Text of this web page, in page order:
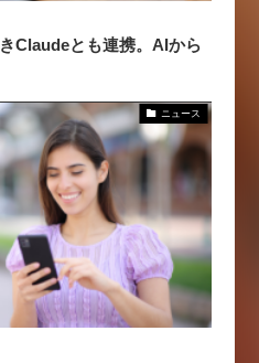
Claudeとも連携。AIから
ニュース